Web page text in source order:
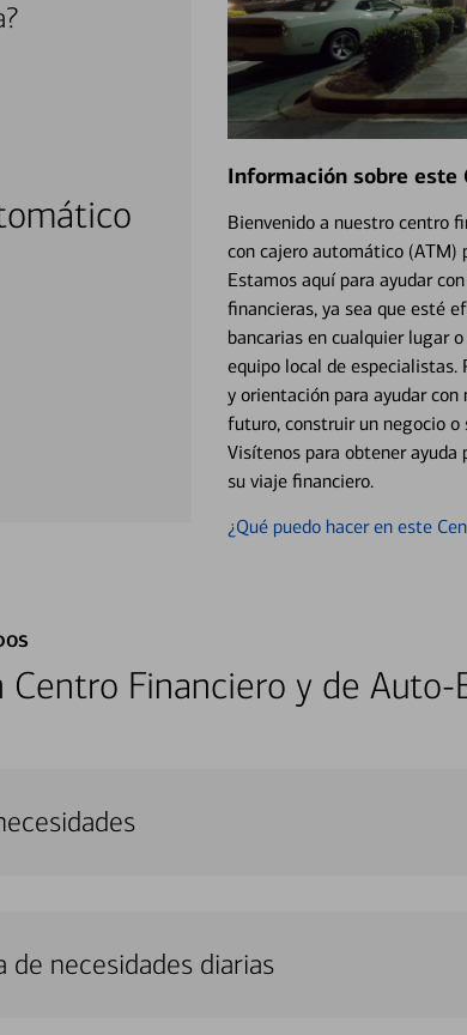
Información sobre este
Bienvenido a nuestro centro
con cajero automático (ATM)
Estamos aquí para ayudar
financieras, ya sea que esté
bancarias en cualquier lugar
equipo local de especialistas.
y orientación para ayudar
futuro, construir un negocio o
Visítenos para obtener
su viaje financiero.
¿Qué puedo hacer en este
Financiero y de Auto-
de necesidades diarias